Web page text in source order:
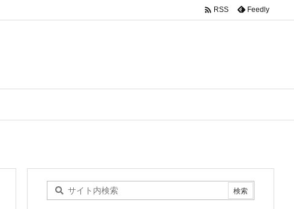
 RSS Feedly